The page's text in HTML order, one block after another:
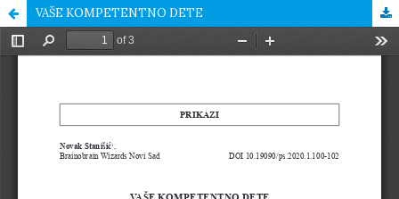
VAŠE KOMPETENTNO DETE